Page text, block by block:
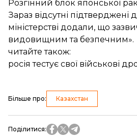
Розгінний блок японської
Зараз відсутні підтверджені
міністерстві додали, що
видовищним та безпечним».
читайте також:
росія тестує свої військові
Більше про: Казахстан
Поділитися: